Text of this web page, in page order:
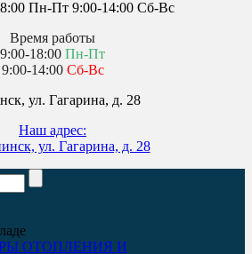
Время работы
9:00-18:00 Пн-Пт
9:00-14:00 Сб-Вс
Наш адрес:
ул. Гагарина, д. 28
ОТОПЛЕНИЯ И